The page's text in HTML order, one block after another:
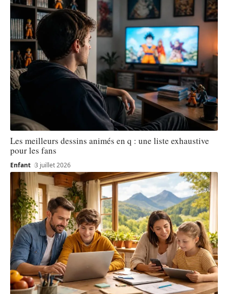
Les meilleurs dessins animés en q : une liste exhaustive
pour les fans
Enfant 3 juillet 2026